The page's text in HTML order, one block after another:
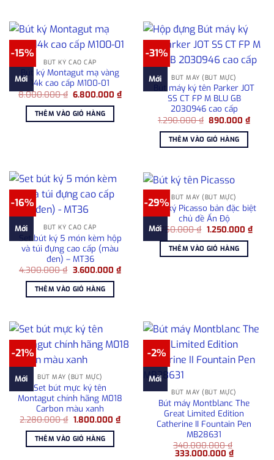
-15%
Mới
BÚT KÝ CAO CẤP
Bút ký Montagut mạ vàng
14k cao cấp M100-01
8.000.000₫ Giá
là:
8.000.000 ₫.
6.800.000₫Giá
hiện
6.800.000 ₫.
THÊM VÀO GIỎ HÀNG
-31%
Mới BÚT MÁY (BÚT MỰC)
Bút máy ký tên Parker JOT
SS CT FP M BLU GB
2030946 cao cấp
1.290.000₫ Giá
là:
1.290.000 ₫.
890.000₫Giá
hiện
THÊM VÀO GIỎ HÀNG
-16%
Mới BÚT KÝ CAO CẤP
Set bút ký 5 món kèm hộp
và túi đựng cao cấp (màu
đen) – MT36
4.300.000₫ Giá
là:
4.300.000 ₫.
3.600.000 ₫Giá
hiện
THÊM VÀO GIỎ HÀNG
-29%
Mới
BÚT MÁY (BÚT MỰC)
Bút ký Picasso bản đặc biệt
chủ đề Ấn Độ
1.750.000₫ Giá
là:
1.750.000 ₫.
1.250.000 ₫Giá
THÊM VÀO GIỎ HÀNG
-21%
Mới BÚT MÁY (BÚT MỰC)
Set bút mực ký tên
Montagut chính hãng M018
Carbon màu xanh
2.280.000₫ Giá
là:
2.280.000 ₫.
1.800.000 ₫Giá
THÊM VÀO GIỎ HÀNG
-2%
Mới
BÚT MÁY (BÚT MỰC)
Bút máy Montblanc The
Great Limited Edition
Catherine II Fountain Pen
MB28631
340.000.000₫
Giá
333.000.000 ₫Giá